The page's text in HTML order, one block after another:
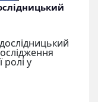
ролі у